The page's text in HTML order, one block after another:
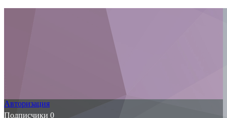
Авторизация
Подписчики 0